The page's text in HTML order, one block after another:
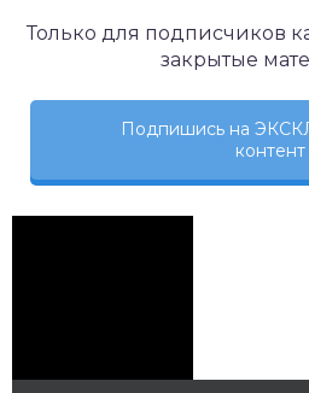
Только для подписчиков
закрытые
Подпишись на
контент